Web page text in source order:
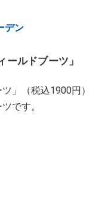
デン
ルドブーツ」
」（税込1900円）
です。